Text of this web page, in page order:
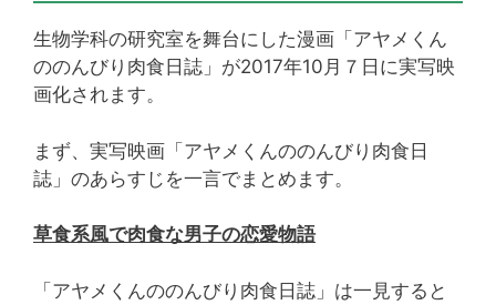
生物学科の研究室を舞台にした漫画「アヤメくん
ののんびり肉食日誌」が2017年10月７日に実写映
画化されます。
まず、実写映画「アヤメくんののんびり肉食日
誌」のあらすじを一言でまとめます。
草食系風で肉食な男子の恋愛物語
「アヤメくんののんびり肉食日誌」は一見すると